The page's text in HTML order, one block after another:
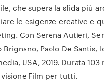
che supera la sfida più
le esigenze creative e
Con Serena Autieri,
Brignano, Paolo De Santis,
USA, 2019. Durata 103
Film per tutti.